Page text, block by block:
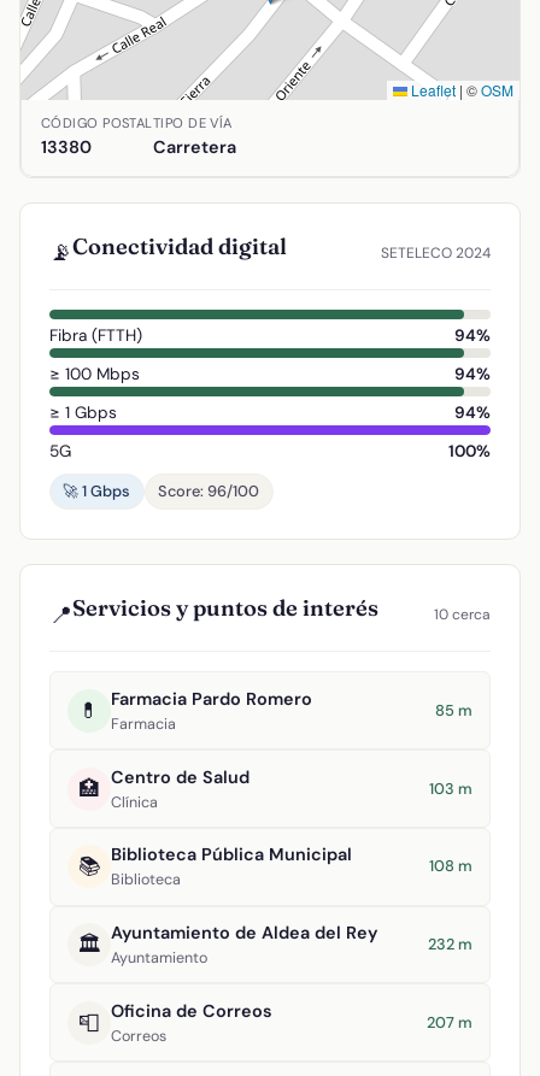
Leaflet | ©OSM
Ubicación de Ciudad Real en Aldea del Rey, Ciudad
CÓDIGO POSTAL
13380
TIPO DE VÍA
Carretera
📡Conectividad digital SETELECO 2024
Fibra (FTTH)
94%
≥ 100 Mbps
94%
≥ 1 Gbps
94%
5G
100%
🚀 1 Gbps
Score: 96/100
📍Servicios y puntos de interés 10 cerca
💊 Farmacia Pardo Romero
Farmacia
85 m
🏥 Centro de Salud
Clínica
103 m
📚 Biblioteca Pública Municipal
Biblioteca
108 m
🏛️ Ayuntamiento de Aldea del Rey
Ayuntamiento
232 m
📮 Oficina de Correos
Correos
207 m